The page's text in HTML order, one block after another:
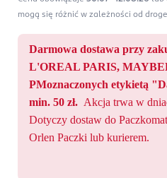
mogą się różnić w zależności od
Darmowa dostawa przy
L'OREAL PARIS,
PMoznaczonych etykietą
min. 50 zł. Akcja trwa w
Dotyczy dostaw do
Orlen Paczki lub kurierem.